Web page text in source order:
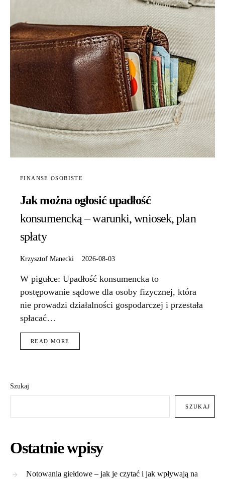
FINANSE OSOBISTE
Jak można ogłosić upadłość
konsumencką – warunki, wniosek, plan
spłaty
Krzysztof Manecki 2026-08-03
W pigułce: Upadłość konsumencka to
postępowanie sądowe dla osoby fizycznej, która
nie prowadzi działalności gospodarczej i przestała
spłacać…
READ MORE
Szukaj
SZUKAJ
Ostatnie wpisy
Notowania giełdowe – jak je czytać i jak wpływają na